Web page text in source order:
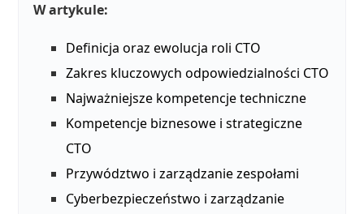
W artykule:
Definicja oraz ewolucja roli CTO
Zakres kluczowych odpowiedzialności CTO
Najważniejsze kompetencje techniczne
Kompetencje biznesowe i strategiczne
CTO
Przywództwo i zarządzanie zespołami
Cyberbezpieczeństwo i zarządzanie